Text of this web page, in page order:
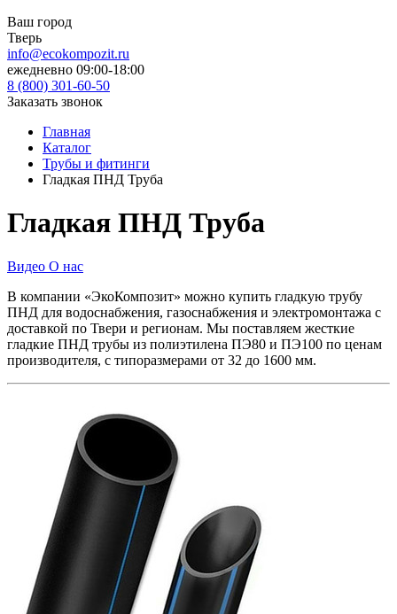
Ваш город
Тверь
info@ecokompozit.ru
ежедневно 09:00-18:00
8 (800) 301-60-50
Заказать звонок
Главная
Каталог
Трубы и фитинги
Гладкая ПНД Труба
Гладкая ПНД Труба
Видео О нас
В компании «ЭкоКомпозит» можно купить гладкую трубу
ПНД для водоснабжения, газоснабжения и электромонтажа с
доставкой по Твери и регионам. Мы поставляем жесткие
гладкие ПНД трубы из полиэтилена ПЭ80 и ПЭ100 по ценам
производителя, с типоразмерами от 32 до 1600 мм.